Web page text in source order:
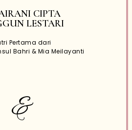
CIPTA
LESTARI
Pertama dari
Bahri & Mia Meilayanti
&